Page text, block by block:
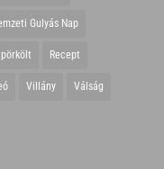
Gulyás Nap
pörkölt Recept
Villány Válság